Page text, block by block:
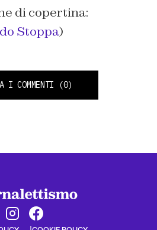
di copertina:
Stoppa)
I COMMENTI (0)